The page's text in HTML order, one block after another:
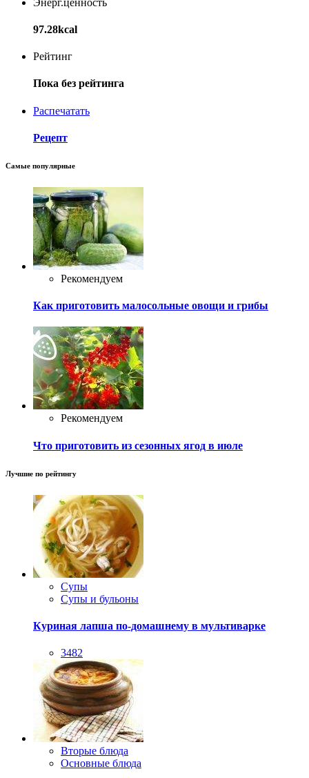
97.28kcal
Рейтинг
Пока без рейтинга
Распечатать
Рецепт
Самые популярные
Рекомендуем
Как приготовить малосольные овощи и грибы
Рекомендуем
Что приготовить из сезонных ягод в июле
Лучшие по рейтингу
Супы
Супы и бульоны
Куриная лапша по-домашнему в мультиварке
3482
Вторые блюда
Основные блюда